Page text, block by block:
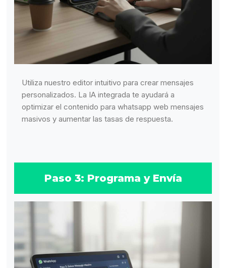
Utiliza nuestro editor intuitivo para crear mensajes
personalizados. La IA integrada te ayudará a
optimizar el contenido para whatsapp web mensajes
masivos y aumentar las tasas de respuesta.
Paso 3: Programa y Envía